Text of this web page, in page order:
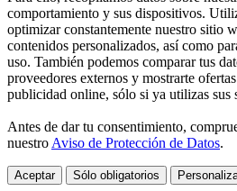
comportamiento y sus dispositivos.
optimizar constantemente nuestro sitio
contenidos personalizados, así como
uso. También podemos comparar tus
proveedores externos y mostrarte
publicidad online, sólo si ya utilizas sus
Antes de dar tu consentimiento,
nuestro Aviso de Protección de Datos.
Aceptar Sólo obligatorios